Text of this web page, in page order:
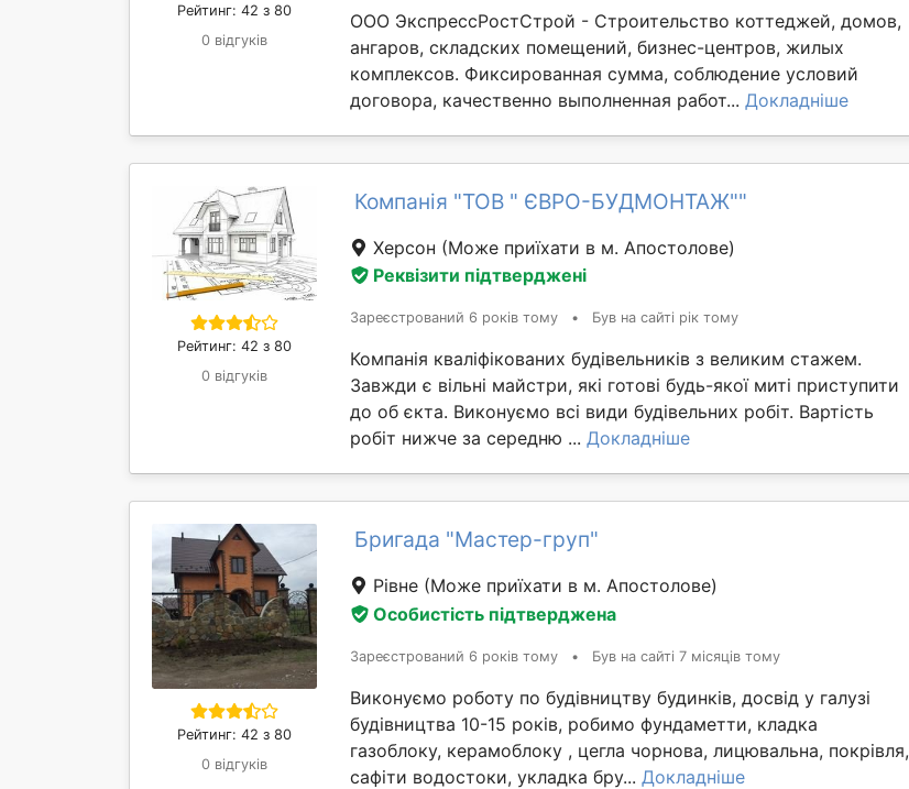
Рейтинг: 42 з 80
0 відгуків
ООО ЭкспрессРостСтрой - Строительство коттеджей, домов,
ангаров, складских помещений, бизнес-центров, жилых
комплексов. Фиксированная сумма, соблюдение условий
договора, качественно выполненная работ... Докладніше
Рейтинг: 42 з 80
0 відгуків
Компанія "ТОВ " ЄВРО-БУДМОНТАЖ""
Херсон (Може приїхати в м. Апостолове)
Реквізити підтверджені
Зареєстрований 6 років тому • Був на сайті рік тому
Компанія кваліфікованих будівельників з великим стажем.
Завжди є вільні майстри, які готові будь-якої миті приступити
до об єкта. Виконуємо всі види будівельних робіт. Вартість
робіт нижче за середню ... Докладніше
Рейтинг: 42 з 80
0 відгуків
Бригада "Мастер-груп"
Рівне (Може приїхати в м. Апостолове)
Особистість підтверджена
Зареєстрований 6 років тому • Був на сайті 7 місяців тому
Виконуємо роботу по будівництву будинків, досвід у галузі
будівництва 10-15 років, робимо фундаметти, кладка
газоблоку, керамоблоку , цегла чорнова, лицювальна, покрівля,
сафіти водостоки, укладка бру... Докладніше